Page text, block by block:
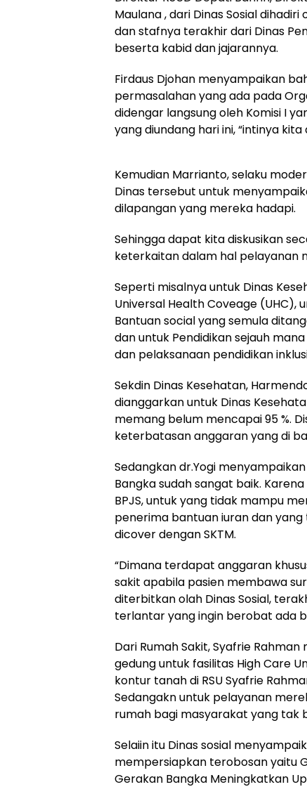
Maulana , dari Dinas Sosial
dan stafnya terakhir dari Dinas
beserta kabid dan jajarannya.
Firdaus Djohan menyampaikan
permasalahan yang ada pada
didengar langsung oleh Komisi I
yang diundang hari ini, “intinya
Kemudian Marrianto, selaku
Dinas tersebut untuk
dilapangan yang mereka hadapi.
Sehingga dapat kita diskusikan
keterkaitan dalam hal pelayanan
Seperti misalnya untuk Dinas
Universal Health Coveage (UHC),
Bantuan social yang semula
dan untuk Pendidikan sejauh
dan pelaksanaan pendidikan
Sekdin Dinas Kesehatan,
dianggarkan untuk Dinas
memang belum mencapai 95 %.
keterbatasan anggaran yang di
Sedangkan dr.Yogi
Bangka sudah sangat baik.
BPJS, untuk yang tidak mampu
penerima bantuan iuran dan
dicover dengan SKTM.
“Dimana terdapat anggaran
sakit apabila pasien membawa
diterbitkan olah Dinas Sosial,
terlantar yang ingin berobat ada
Dari Rumah Sakit, Syafrie
gedung untuk fasilitas High Care
kontur tanah di RSU Syafrie
Sedangakn untuk pelayanan
rumah bagi masyarakat yang tak
Selaiin itu Dinas sosial
mempersiapkan terobosan yaitu
Gerakan Bangka Meningkatkan